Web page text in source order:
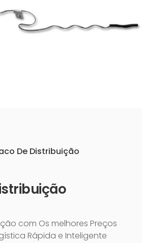
De Distribuição
com Os melhores Preços
Rápida e Inteligente